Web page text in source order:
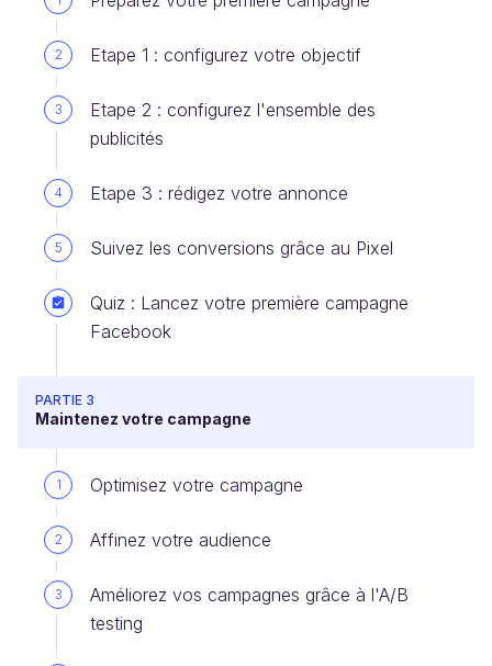
2 Etape 1 : configurez votre objectif
3
Etape 2 : configurez l'ensemble des
publicités
4 Etape 3 : rédigez votre annonce
5 Suivez les conversions grâce au Pixel
Quiz : Lancez votre première campagne
Facebook
PARTIE 3
Maintenez votre campagne
1 Optimisez votre campagne
2 Affinez votre audience
3
Améliorez vos campagnes grâce à l'A/B
testing